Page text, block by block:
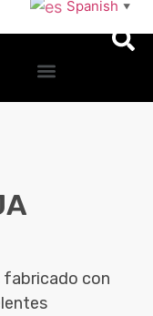
Spanish ▼
fabricado con